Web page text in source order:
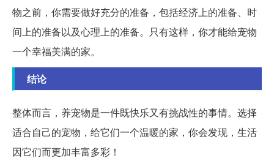
物之前，你需要做好充分的准备，包括经济上的准备、时
间上的准备以及心理上的准备。只有这样，你才能给宠物
一个幸福美满的家。
结论
整体而言，养宠物是一件既快乐又有挑战性的事情。选择
适合自己的宠物，给它们一个温暖的家，你会发现，生活
因它们而更加丰富多彩！